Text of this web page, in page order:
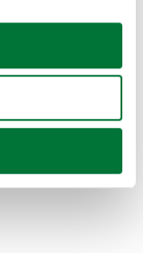
geográfica
activamente
(huellas
se procesan sus